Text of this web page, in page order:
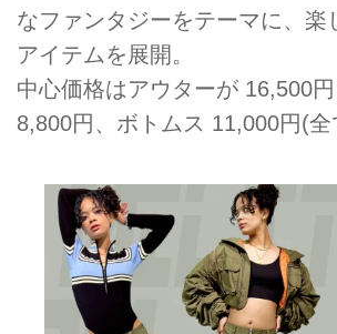
なファンタジーをテーマに、楽
アイテムを展開。
中心価格はアウターが 16,500
8,800円、ボトムス 11,000円(全